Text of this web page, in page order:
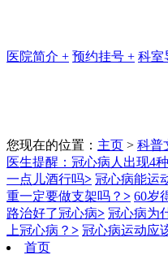
医院简介 + 预约挂号 + 科室
您现在的位置： 主页 > 科普
医生提醒：冠心病人出现4
一点儿酒行吗> 冠心病能运
重一定要做支架吗？ > 60岁
路治好了冠心病> 冠心病为
上冠心病？ > 冠心病运动应
首页